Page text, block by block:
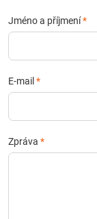
Jméno a příjmení*
E-mail *
Zpráva *